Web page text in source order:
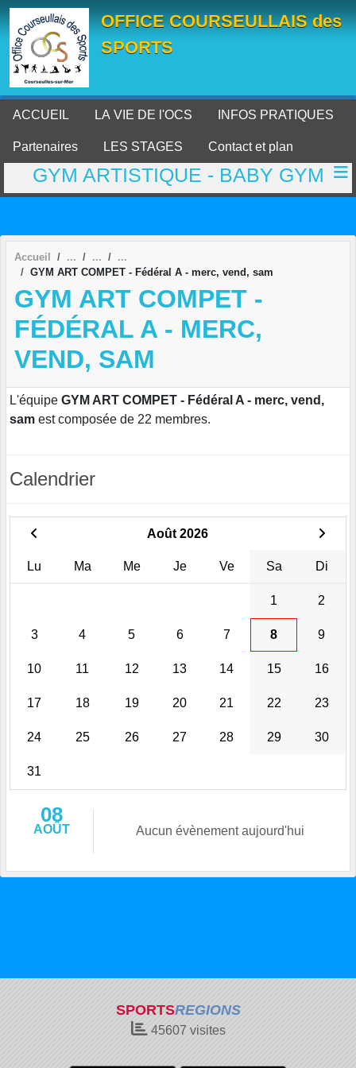
OFFICE COURSEULLAIS des
SPORTS
ACCUEIL LA VIE DE l'OCS INFOS PRATIQUES
Partenaires LES STAGES Contact et plan
GYM ARTISTIQUE - BABY GYM
Accueil
GYM ART COMPET - Fédéral A - merc, vend, sam
GYM ART COMPET -
FÉDÉRAL A - MERC,
VEND, SAM
L'équipe GYM ART COMPET - Fédéral A - merc, vend,
sam est composée de 22 membres.
Calendrier
Août 2026
Lu Ma Me Je Ve Sa Di
1 2
3 4 5 6 7 8 9
10 11 12 13 14 15 16
17 18 19 20 21 22 23
24 25 26 27 28 29 30
31
08
AOÛT Aucun évènement aujourd'hui
SPORTSREGIONS
45607 visites
Panneau de gestion des cookies